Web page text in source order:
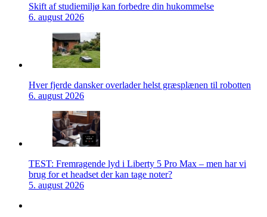
Skift af studiemiljø kan forbedre din hukommelse
6. august 2026
Hver fjerde dansker overlader helst græsplænen til robotten
6. august 2026
TEST: Fremragende lyd i Liberty 5 Pro Max – men har vi
brug for et headset der kan tage noter?
5. august 2026